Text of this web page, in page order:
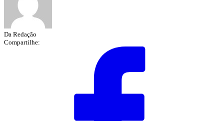
Da Redação
Compartilhe: